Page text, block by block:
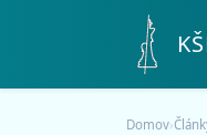
Domov›